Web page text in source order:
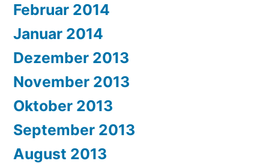
Februar 2014
Januar 2014
Dezember 2013
November 2013
Oktober 2013
September 2013
August 2013